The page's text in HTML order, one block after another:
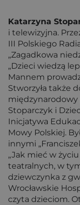
Katarzyna
i telewizyjna.
III Polskiego
„Zagadkowa
„Dzieci wiedzą
Mannem
Stworzyła także
międzynarodowy
Stoparczyk i
Inicjatywa
Mowy Polskiej.
innymi
„Jak mieć w
teatralnych, w
dziewczynka z
Wrocławskie
czyta dzieciom.